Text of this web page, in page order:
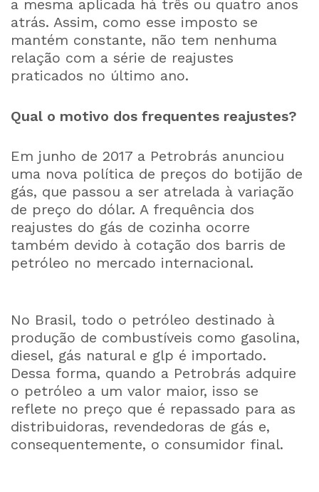
a mesma aplicada há três ou quatro anos
atrás. Assim, como esse imposto se
mantém constante, não tem nenhuma
relação com a série de reajustes
praticados no último ano.
Qual o motivo dos frequentes reajustes?
Em junho de 2017 a Petrobrás anunciou
uma nova política de preços do botijão de
gás, que passou a ser atrelada à variação
de preço do dólar. A frequência dos
reajustes do gás de cozinha ocorre
também devido à cotação dos barris de
petróleo no mercado internacional.
No Brasil, todo o petróleo destinado à
produção de combustíveis como gasolina,
diesel, gás natural e glp é importado.
Dessa forma, quando a Petrobrás adquire
o petróleo a um valor maior, isso se
reflete no preço que é repassado para as
distribuidoras, revendedoras de gás e,
consequentemente, o consumidor final.